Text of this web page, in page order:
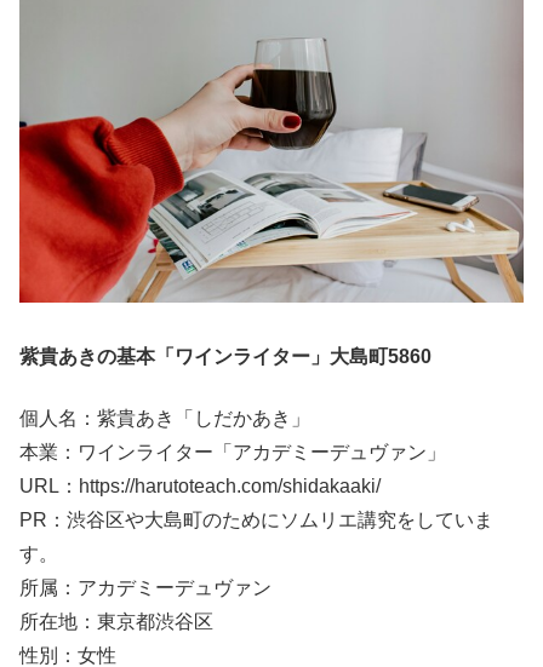
紫貴あきの基本「ワインライター」大島町5860
個人名：紫貴あき「しだかあき」
本業：ワインライター「アカデミーデュヴァン」
URL：https://harutoteach.com/shidakaaki/
PR：渋谷区や大島町のためにソムリエ講究をしていま
す。
所属：アカデミーデュヴァン
所在地：東京都渋谷区
性別：女性